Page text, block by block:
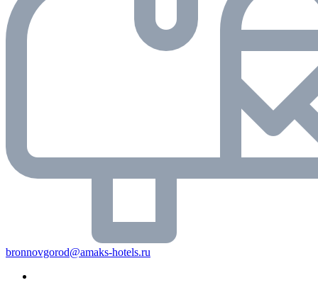
bronnovgorod@amaks-hotels.ru